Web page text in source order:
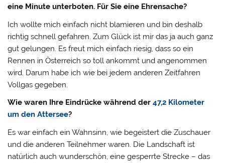
eine Minute unterboten. Für Sie eine Ehrensache?
Ich wollte mich einfach nicht blamieren und bin deshalb
richtig schnell gefahren. Zum Glück ist mir das ja auch ganz
gut gelungen. Es freut mich einfach riesig, dass so ein
Rennen in Österreich so toll ankommt und angenommen
wird. Darum habe ich wie bei jedem anderen Zeitfahren
Vollgas gegeben.
Wie waren Ihre Eindrücke während der47,2 Kilometer
um den Attersee?
Es war einfach ein Wahnsinn, wie begeistert die Zuschauer
und die anderen Teilnehmer waren. Die Landschaft ist
natürlich auch wunderschön, eine gesperrte Strecke – das